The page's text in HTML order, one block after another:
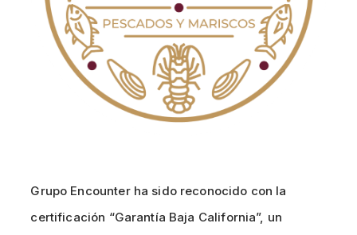
Grupo Encounter ha sido reconocido con la
certificación “Garantía Baja California”, un